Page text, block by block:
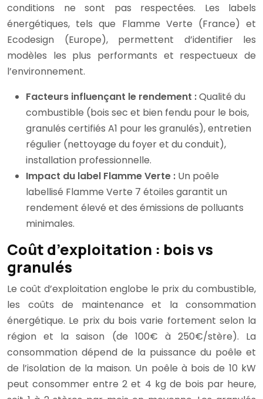
conditions ne sont pas respectées. Les labels
énergétiques, tels que Flamme Verte (France) et
Ecodesign (Europe), permettent d’identifier les
modèles les plus performants et respectueux de
l’environnement.
Facteurs influençant le rendement :Qualité du
combustible (bois sec et bien fendu pour le bois,
granulés certifiés A1 pour les granulés), entretien
régulier (nettoyage du foyer et du conduit),
installation professionnelle.
Impact du label Flamme Verte : Un poêle
labellisé Flamme Verte 7 étoiles garantit un
rendement élevé et des émissions de polluants
minimales.
Coût d’exploitation : bois vs
granulés
Le coût d’exploitation englobe le prix du combustible,
les coûts de maintenance et la consommation
énergétique. Le prix du bois varie fortement selon la
région et la saison (de 100€ à 250€/stère). La
consommation dépend de la puissance du poêle et
de l’isolation de la maison. Un poêle à bois de 10 kW
peut consommer entre 2 et 4 kg de bois par heure,